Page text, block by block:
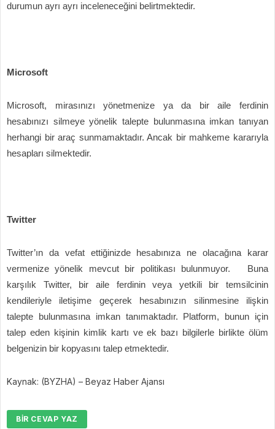
durumun ayrı ayrı inceleneceğini belirtmektedir.
Microsoft
Microsoft, mirasınızı yönetmenize ya da bir aile ferdinin
hesabınızı silmeye yönelik talepte bulunmasına imkan tanıyan
herhangi bir araç sunmamaktadır. Ancak bir mahkeme kararıyla
hesapları silmektedir.
Twitter
Twitter’ın da vefat ettiğinizde hesabınıza ne olacağına karar
vermenize yönelik mevcut bir politikası bulunmuyor. Buna
karşılık Twitter, bir aile ferdinin veya yetkili bir temsilcinin
kendileriyle iletişime geçerek hesabınızın silinmesine ilişkin
talepte bulunmasına imkan tanımaktadır. Platform, bunun için
talep eden kişinin kimlik kartı ve ek bazı bilgilerle birlikte ölüm
belgenizin bir kopyasını talep etmektedir.
Kaynak: (BYZHA) – Beyaz Haber Ajansı
BIR CEVAP YAZ